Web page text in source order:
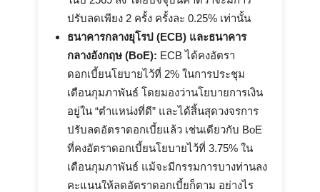
ปรับลดเพียง 2 ครั้ง ครั้งละ 0.25% เท่านั้น
ธนาคารกลางยุโรป (ECB) และธนาคาร
กลางอังกฤษ (BoE): ECB ได้คงอัตรา
ดอกเบี้ยนโยบายไว้ที่ 2% ในการประชุม
เดือนกุมภาพันธ์ โดยมองว่านโยบายการเงิน
อยู่ใน “ตำแหน่งที่ดี” และได้สิ้นสุดวงจรการ
ปรับลดอัตราดอกเบี้ยแล้ว เช่นเดียวกับ BoE
ที่คงอัตราดอกเบี้ยนโยบายไว้ที่ 3.75% ใน
เดือนกุมภาพันธ์ แม้จะมีกรรมการบางท่านลง
คะแนนให้ลดอัตราดอกเบี้ยก็ตาม อย่างไร